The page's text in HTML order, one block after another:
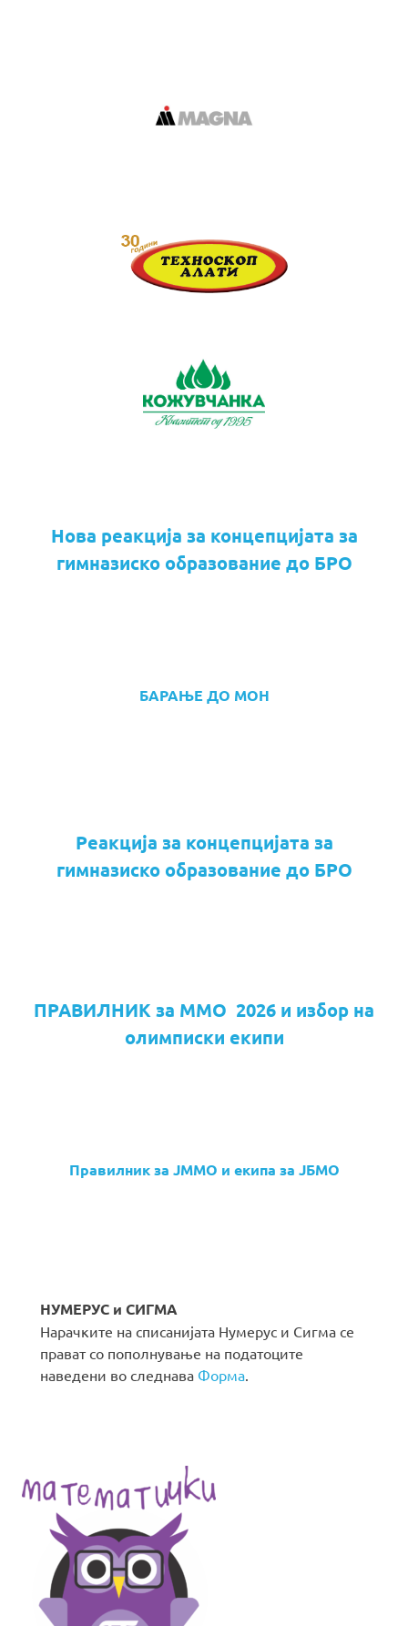
Нова реакција за концепцијата за
гимназиско образование до БРО
БАРАЊЕ ДО МОН
Реакција за концепцијата за
гимназиско образование до БРО
ПРАВИЛНИК за ММО 2026 и избор на
олимписки екипи
Правилник за ЈММО и екипа за ЈБМО
НУМЕРУС и СИГМА
Нарачките на списанијата Нумерус и Сигма се
прават со пополнување на податоците
наведени во следнава Форма